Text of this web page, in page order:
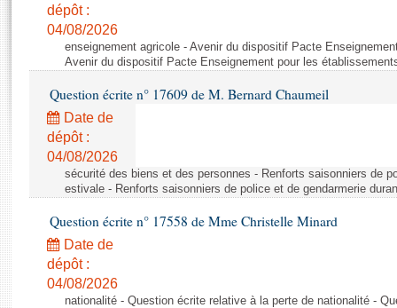
Amendements
Textes adoptés
Rapports législatifs
Rapports sur l'application des lois
Baromètre de l’application des lois
Dossiers législatifs
Budget et sécurité sociale
Questions écrites et orales
Comptes rendus des débats
Juniors
Anciennes législatures
Photos libres de droit
dépôt :
04/08/2026
enseignement agricole - Avenir du dispositif Pacte
Avenir du dispositif Pacte Enseignement pour les
Question écrite n° 17609 de M. Bernard Chaumeil
Date de
dépôt :
04/08/2026
sécurité des biens et des personnes - Renforts saisonniers de
estivale - Renforts saisonniers de police et de gendarmerie
Question écrite n° 17558 de Mme Christelle Minard
Date de
dépôt :
04/08/2026
nationalité - Question écrite relative à la perte de nationalité -